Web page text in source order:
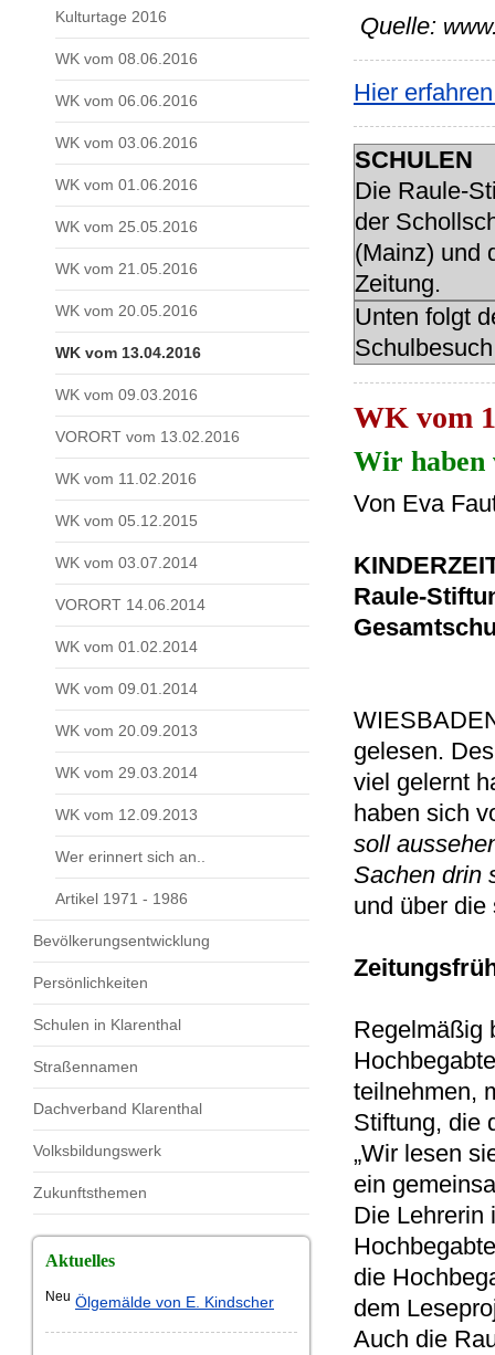
Kulturtage 2016
WK vom 08.06.2016
WK vom 06.06.2016
WK vom 03.06.2016
WK vom 01.06.2016
WK vom 25.05.2016
WK vom 21.05.2016
WK vom 20.05.2016
WK vom 13.04.2016
WK vom 09.03.2016
VORORT vom 13.02.2016
WK vom 11.02.2016
WK vom 05.12.2015
WK vom 03.07.2014
VORORT 14.06.2014
WK vom 01.02.2014
WK vom 09.01.2014
WK vom 20.09.2013
WK vom 29.03.2014
WK vom 12.09.2013
Wer erinnert sich an..
Artikel 1971 - 1986
Bevölkerungsentwicklung
Persönlichkeiten
Schulen in Klarenthal
Straßennamen
Dachverband Klarenthal
Volksbildungswerk
Zukunftsthemen
Aktuelles
Neu Ölgemälde von E. Kindscher
Quelle:
Hier
SCHULEN
Die Raule-
der
(Mainz) und
Zeitung.
Unten folgt
Schulbesuch
WK vom
Wir haben
Von Eva
Raule-
gelesen.
viel gelernt
haben sich
soll
Sachen drin
und über die
Regelmäßig
teilnehmen,
Stiftung, die
„Wir lesen
ein
Die Lehrerin
die
dem
Auch die